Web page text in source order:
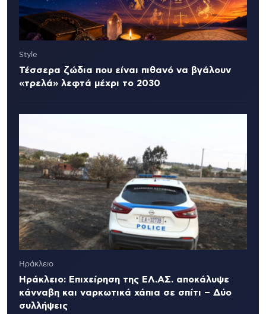
Style
Τέσσερα ζώδια που είναι πιθανό να βγάλουν
«τρελά» λεφτά μέχρι το 2030
Ηράκλειο
Ηράκλειο: Επιχείρηση της ΕΛ.ΑΣ. αποκάλυψε
κάνναβη και ναρκωτικά χάπια σε σπίτι – Δύο
συλλήψεις